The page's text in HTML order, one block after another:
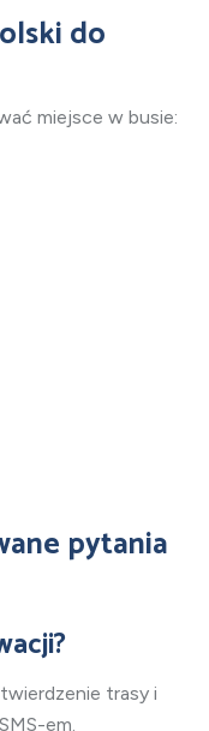
do
miejsce w busie:
pytania
trasy i
em.